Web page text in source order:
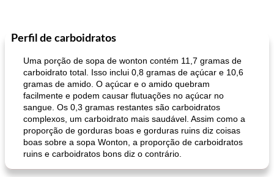
Perfil de carboidratos
Uma porção de sopa de wonton contém 11,7 gramas de
carboidrato total. Isso inclui 0,8 gramas de açúcar e 10,6
gramas de amido. O açúcar e o amido quebram
facilmente e podem causar flutuações no açúcar no
sangue. Os 0,3 gramas restantes são carboidratos
complexos, um carboidrato mais saudável. Assim como a
proporção de gorduras boas e gorduras ruins diz coisas
boas sobre a sopa Wonton, a proporção de carboidratos
ruins e carboidratos bons diz o contrário.